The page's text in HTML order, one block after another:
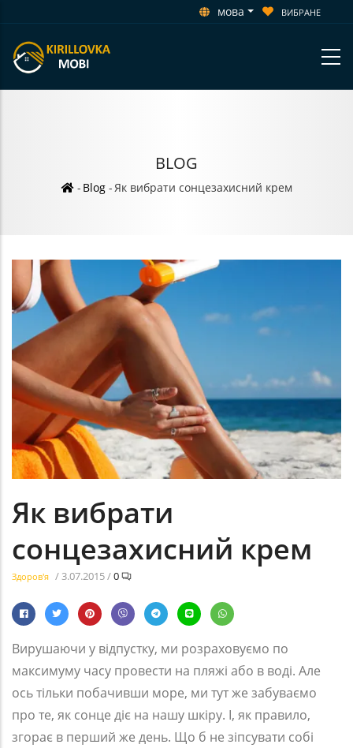
мова ВИБРАНЕ
BLOG
Рядок
- Blog-Як вибрати сонцезахисний крем
Як вибрати
сонцезахисний крем
Здоров'я /3.07.2015/0
Вирушаючи у відпустку, ми розраховуємо по
максимуму часу провести на пляжі або в воді. Але
ось тільки побачивши море, ми тут же забуваємо
про те, як сонце діє на нашу шкіру. І, як правило,
згорає в перший же день. Що б не зіпсувати собі